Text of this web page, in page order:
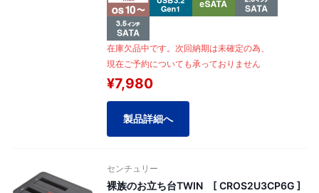
在庫欠品中です。次回納期は未確定の為、
現在ご予約についても承っておりません
¥7,980
製品詳細へ
センチュリー
裸族のお立ち台TWIN [ CROS2U3CP6G ]